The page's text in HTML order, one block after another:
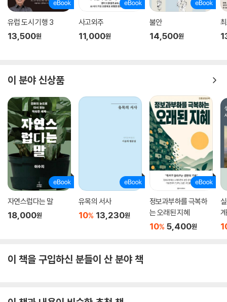
유럽 도시 기행 3
13,500원
사고외주
11,000원
불안
14,500원
이 분야 신상품
자연스럽다는 말
18,000원
유목의 서사
10% 13,230원
정보과부하를 극복하
는 오래된 지혜
10% 5,400원
이 책을 구입하신 분들이 산 분야 책